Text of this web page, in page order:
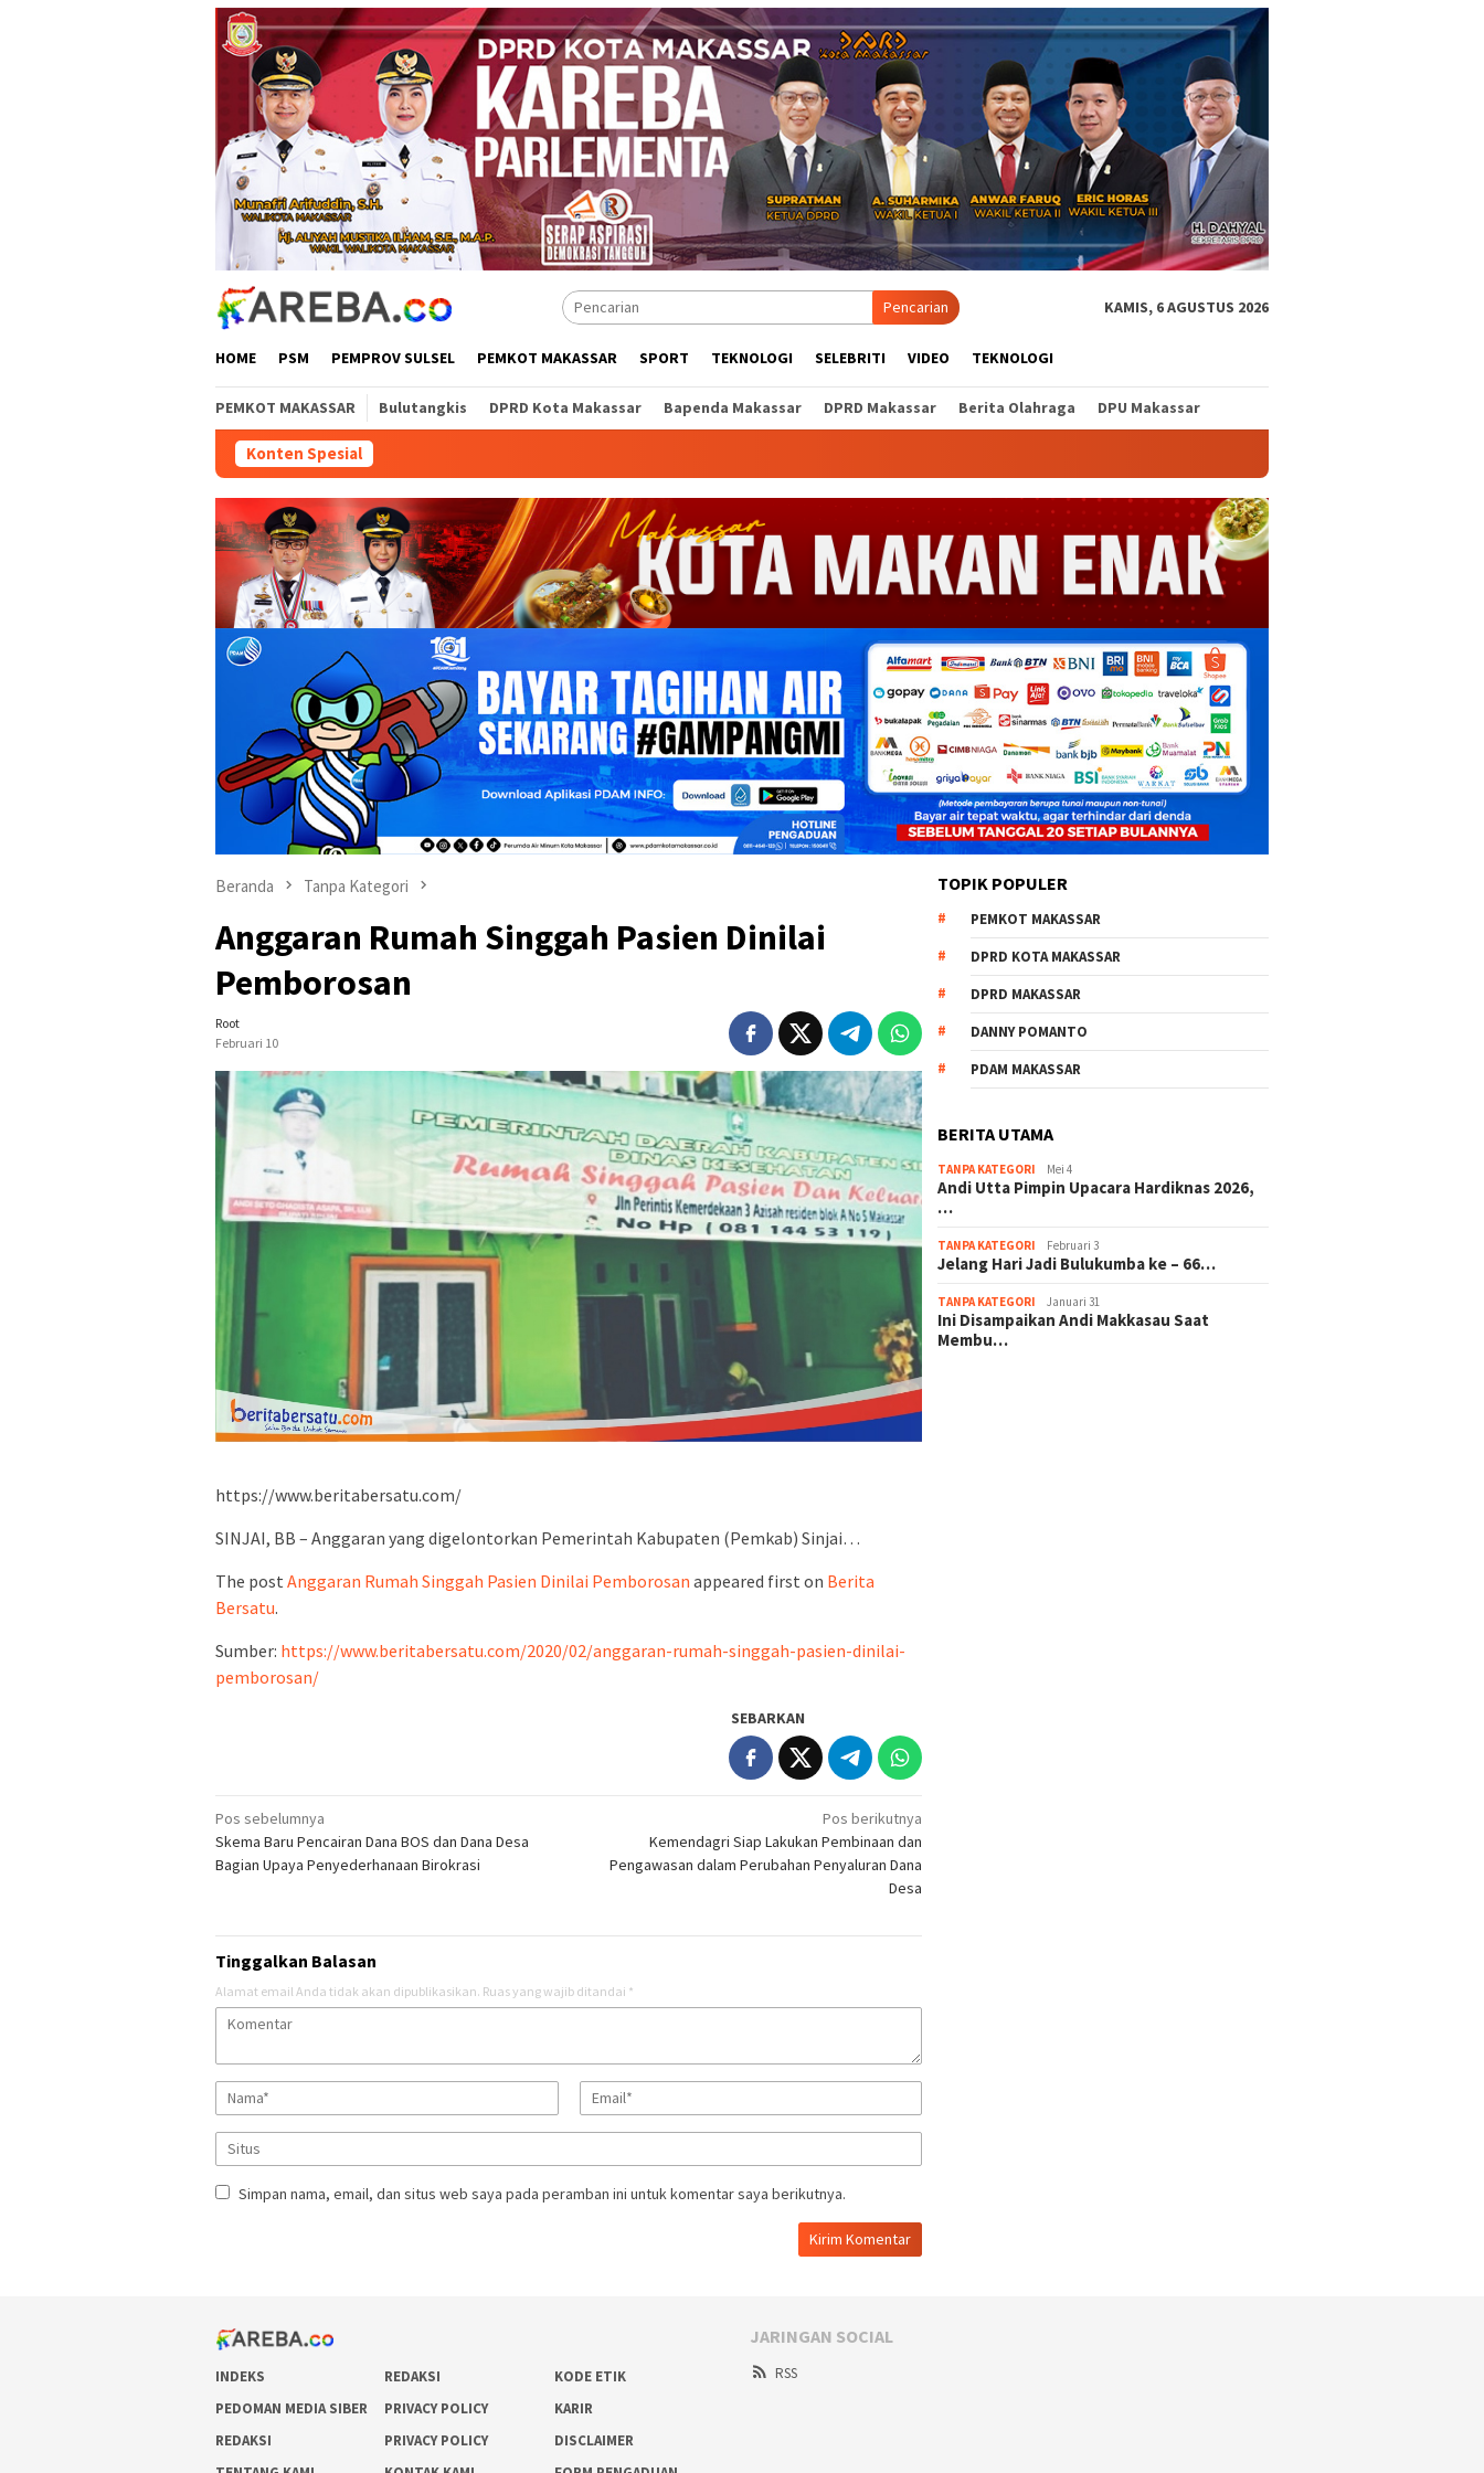
Pencarian KAMIS, 6 AGUSTUS 2026
HOME PSM PEMPROV SULSEL PEMKOT MAKASSAR SPORT TEKNOLOGI SELEBRITI VIDEO TEKNOLOGI
PEMKOT MAKASSAR Bulutangkis DPRD Kota Makassar Bapenda Makassar DPRD Makassar Berita Olahraga DPU Makassar
Konten Spesial
Beranda Tanpa Kategori
Anggaran Rumah Singgah Pasien Dinilai
Pemborosan
Root
Februari 10
https://www.beritabersatu.com/
SINJAI, BB – Anggaran yang digelontorkan Pemerintah Kabupaten (Pemkab) Sinjai…
The post Anggaran Rumah Singgah Pasien Dinilai Pemborosan appeared first on Berita
Bersatu.
Sumber: https://www.beritabersatu.com/2020/02/anggaran-rumah-singgah-pasien-dinilai-
pemborosan/
SEBARKAN
Navigasi
pos
Pos sebelumnya
Skema Baru Pencairan Dana BOS dan Dana Desa
Bagian Upaya Penyederhanaan Birokrasi
Pos berikutnya
Kemendagri Siap Lakukan Pembinaan dan
Pengawasan dalam Perubahan Penyaluran Dana
Desa
Tinggalkan Balasan
Alamat email Anda tidak akan dipublikasikan. Ruas yang wajib ditandai *
Simpan nama, email, dan situs web saya pada peramban ini untuk komentar saya berikutnya.
TOPIK POPULER
PEMKOT MAKASSAR
DPRD KOTA MAKASSAR
DPRD MAKASSAR
DANNY POMANTO
PDAM MAKASSAR
BERITA UTAMA
TANPA KATEGORI Mei 4
Andi Utta Pimpin Upacara Hardiknas 2026,
…
TANPA KATEGORI Februari 3
Jelang Hari Jadi Bulukumba ke – 66…
TANPA KATEGORI Januari 31
Ini Disampaikan Andi Makkasau Saat
Membu…
INDEKS REDAKSI
KODE ETIK
PEDOMAN MEDIA SIBER
PRIVACY POLICY
KARIR
REDAKSI
PRIVACY POLICY
DISCLAIMER
JARINGAN SOCIAL
RSS